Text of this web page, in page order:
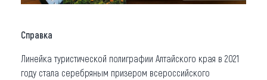
Справка
Линейка туристической полиграфии Алтайского края в 2021
году стала серебряным призером всероссийского